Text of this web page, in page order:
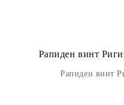
Рапиден винт
Рапиден винт